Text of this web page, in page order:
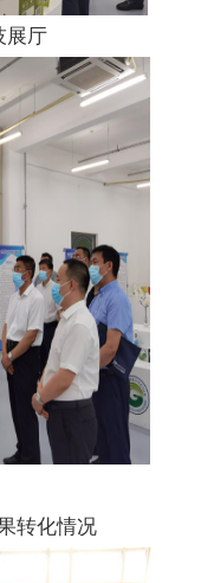
展厅
转化情况